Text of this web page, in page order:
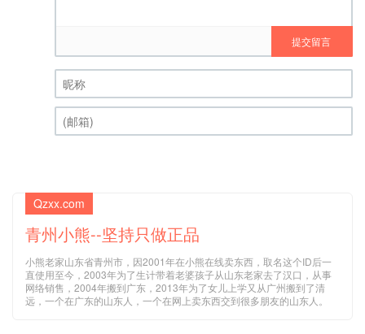
提交留言
昵称 (必填)
Qzxx.com
青州小熊--坚持只做正品
小熊老家山东省青州市，因2001年在小熊在线卖东西，取名这个ID后一
直使用至今，2003年为了生计带着老婆孩子从山东老家去了汉口，从事
网络销售，2004年搬到广东，2013年为了女儿上学又从广州搬到了清
远，一个在广东的山东人，一个在网上卖东西交到很多朋友的山东人。